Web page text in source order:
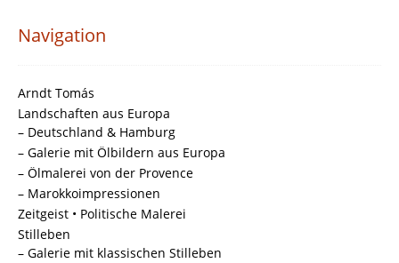
Navigation
Arndt Tomás
Landschaften aus Europa
– Deutschland & Hamburg
– Galerie mit Ölbildern aus Europa
– Ölmalerei von der Provence
– Marokkoimpressionen
Zeitgeist • Politische Malerei
Stilleben
– Galerie mit klassischen Stilleben